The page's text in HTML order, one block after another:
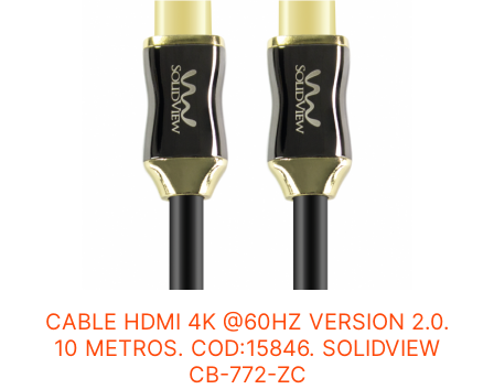
CABLE HDMI 4K @60HZ VERSION 2.0.
10 METROS. COD:15846. SOLIDVIEW
CB-772-ZC